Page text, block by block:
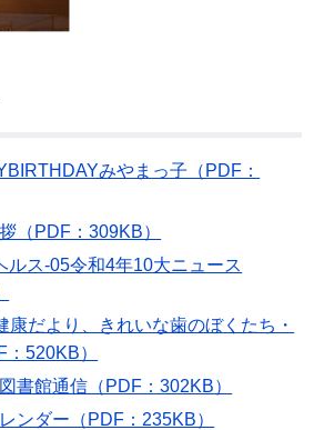
みやまっ子（PDF：
（PDF：309KB）
ルス-05令和4年10大ニュース
康だより、きれいな歯のぼくたち・
520KB）
書館通信（PDF：302KB）
ンダー（PDF：235KB）